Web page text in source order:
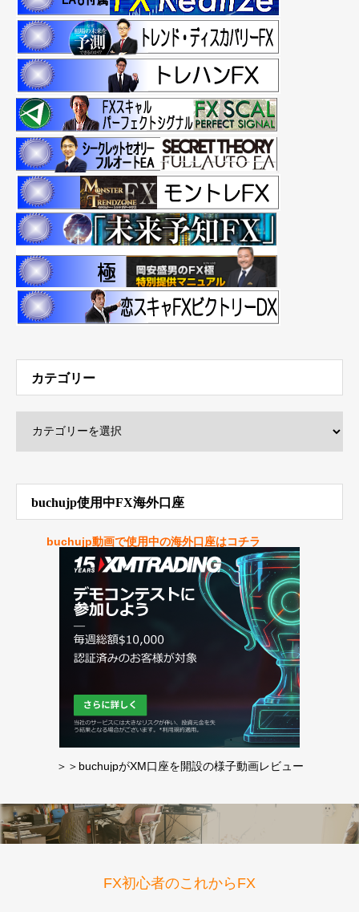
カテゴリー
buchujp使用中FX海外口座
buchujp動画で使用中の海外口座はコチラ
＞＞buchujpがXM口座を開設の様子動画レビュー
FX初心者のこれからFX